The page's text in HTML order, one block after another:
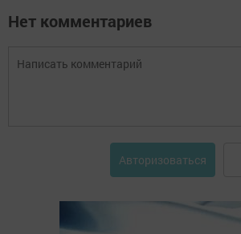
Нет комментариев
Авторизоваться